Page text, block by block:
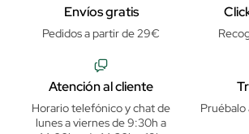
Envíos gratis
Pedidos a partir de 29€
Atención al cliente
Horario telefónico y chat de
lunes a viernes de 9:30h a
Pruébalo